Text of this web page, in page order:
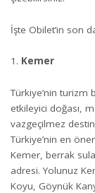
İşte Obilet’in son
Kemer
Türkiye’nin turizm
etkileyici doğası,
vazgeçilmez
Türkiye’nin en
Kemer, berrak
adresi. Yolunuz
Koyu, Göynük